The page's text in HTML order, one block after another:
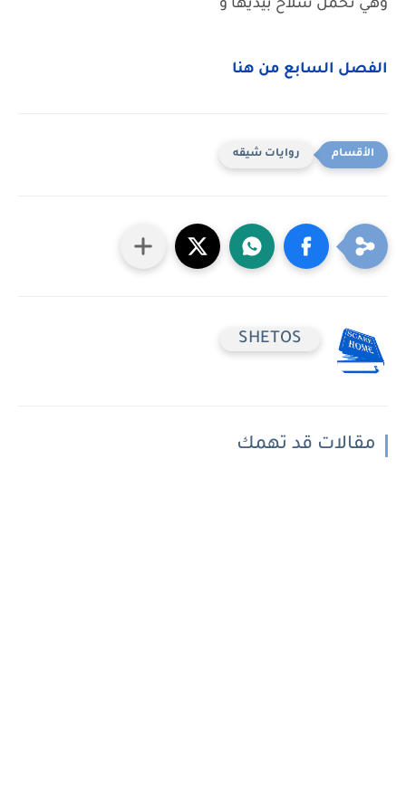
وهي تحمل سلاح بيديها و
الفصل السابع من هنا
روايات شيقه
SHETOS
مقالات قد تهمك